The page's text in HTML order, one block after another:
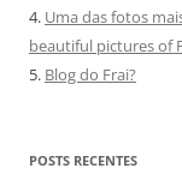
4. Uma das fotos
beautiful pictures of
5. Blog do Frai?
POSTS RECENTES